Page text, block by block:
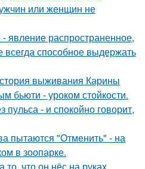
или женщин не
явление распространенное,
способное выдержать
выживания Карины
бьюти - уроком стойкости.
пульса - и спокойно говорит,
пытаются "Отменить" - на
в зоопарке.
что он нёс на руках